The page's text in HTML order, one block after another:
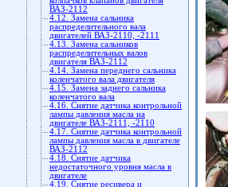
ВАЗ-2112
4.12. Замена сальника
распределительного вала
двигателей ВАЗ-2110, -2111
4.13. Замена сальников
распределительных валов
двигателя ВАЗ-2112
4.14. Замена переднего сальника
коленчатого вала двигателя
4.15. Замена заднего сальника
коленчатого вала
4.16. Снятие датчика контрольной
лампы давления масла на
двигателе ВАЗ-2111, -2110
4.17. Снятие датчика контрольной
лампы давления масла в двигателе
ВАЗ-2112
4.18. Снятие датчика
недостаточного уровня масла в
двигателе
4.19. Снятие ресивера и